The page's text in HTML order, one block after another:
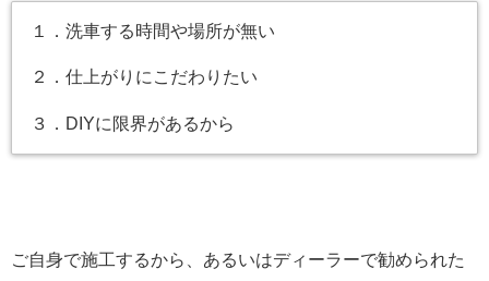
１．洗車する時間や場所が無い
２．仕上がりにこだわりたい
３． DIYに限界があるから
ご自身で施工するから、あるいはディーラーで勧められた